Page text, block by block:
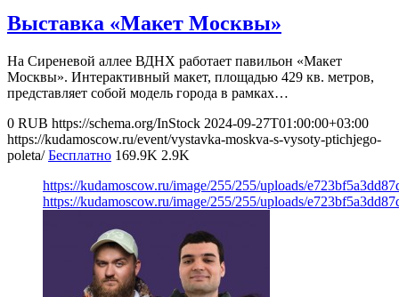
Выставка «Макет Москвы»
На Сиреневой аллее ВДНХ работает павильон «Макет
Москвы». Интерактивный макет, площадью 429 кв. метров,
представляет собой модель города в рамках…
0 RUB https://schema.org/InStock 2024-09-27T01:00:00+03:00
https://kudamoscow.ru/event/vystavka-moskva-s-vysoty-ptichjego-
poleta/ Бесплатно 169.9K 2.9K
https://kudamoscow.ru/image/255/255/uploads/
https://kudamoscow.ru/image/255/255/uploads/